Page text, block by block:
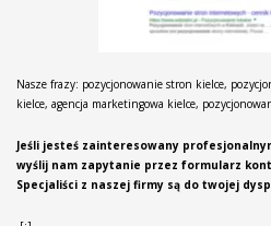
Nasze frazy: pozycjonowanie stron kielce,
kielce, agencja marketingowa kielce,
Jeśli jesteś zainteresowany
wyślij nam zapytanie przez formularz
Specjaliści z naszej firmy są do twojej